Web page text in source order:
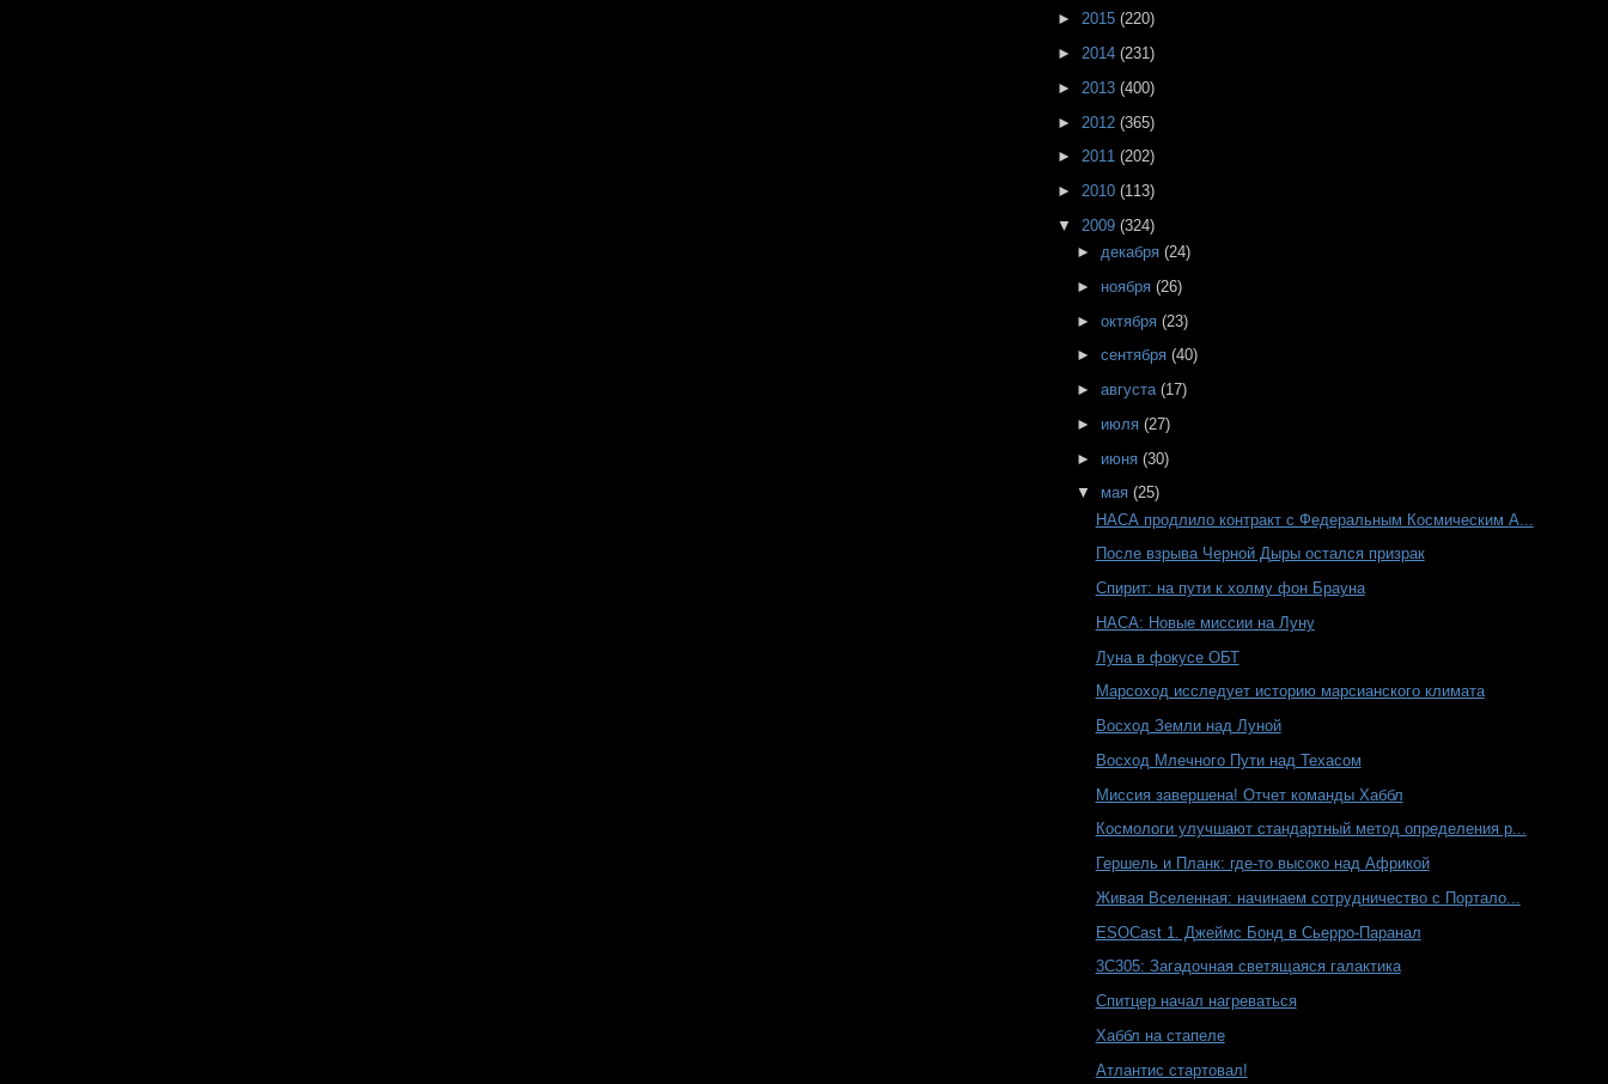
►2015(220)
►2014(231)
► 2013(400)
► 2012(365)
►2011(202)
►2010(113)
▼ 2009(324)
► декабря (24)
► ноября (26)
► октября (23)
► сентября (40)
► августа (17)
► июля (27)
► июня (30)
▼ мая (25)
НАСА продлило контракт с Федеральным Космическим А...
После взрыва Черной Дыры остался призрак
Спирит: на пути к холму фон Брауна
НАСА: Новые миссии на Луну
Луна в фокусе ОБТ
Марсоход исследует историю марсианского климата
Восход Земли над Луной
Восход Млечного Пути над Техасом
Миссия завершена! Отчет команды Хаббл
Космологи улучшают стандартный метод определения р...
Гершель и Планк: где-то высоко над Африкой
Живая Вселенная: начинаем сотрудничество с Портало...
ESOCast 1. Джеймс Бонд в Сьерро-Паранал
3C305: Загадочная светящаяся галактика
Спитцер начал нагреваться
Хаббл на стапеле
Атлантис стартовал!